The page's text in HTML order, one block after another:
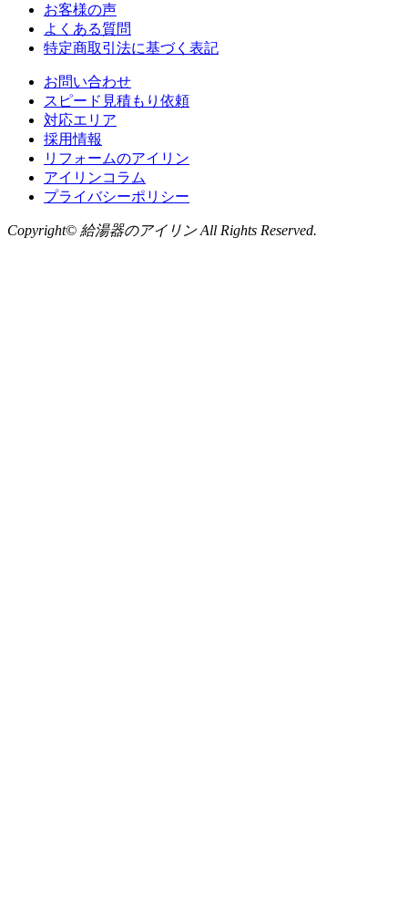
お客様の声
よくある質問
特定商取引法に基づく表記
お問い合わせ
スピード見積もり依頼
対応エリア
採用情報
リフォームのアイリン
アイリンコラム
プライバシーポリシー
Copyright© 給湯器のアイリン All Rights Reserved.